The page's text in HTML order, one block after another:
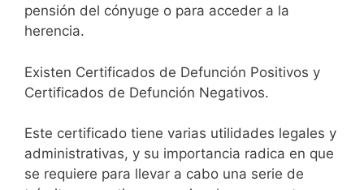
pensión del cónyuge o para acceder a la
herencia.
Existen Certificados de Defunción Positivos y
Certificados de Defunción Negativos.
Este certificado tiene varias utilidades legales y
administrativas, y su importancia radica en que
se requiere para llevar a cabo una serie de